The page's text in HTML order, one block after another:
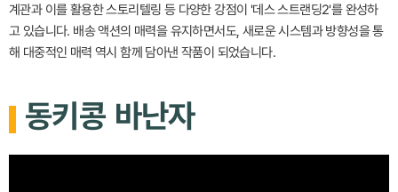
계관과 이를 활용한 스토리텔링 등 다양한 강점이 '데스 스트랜딩2'를 완성하
고 있습니다. 배송 액션의 매력을 유지하면서도, 새로운 시스템과 방향성을 통
해 대중적인 매력 역시 함께 담아낸 작품이 되었습니다.
동키콩 바난자